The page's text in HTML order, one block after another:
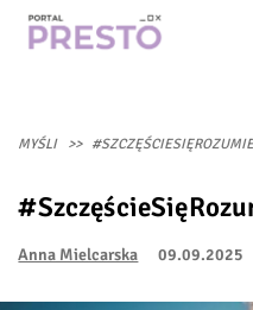
Przejdź
nawigacja
MYŚLI
Anna Mielcarska 09.09.2025